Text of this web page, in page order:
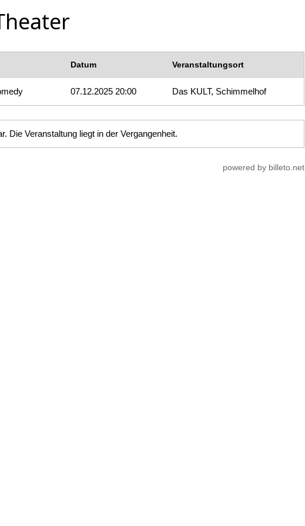
Datum
07.12.2025 20:00
Veranstaltungsort
Das KULT, Schimmelhof
Die Veranstaltung liegt in der Vergangenheit.
powered by billeto.net